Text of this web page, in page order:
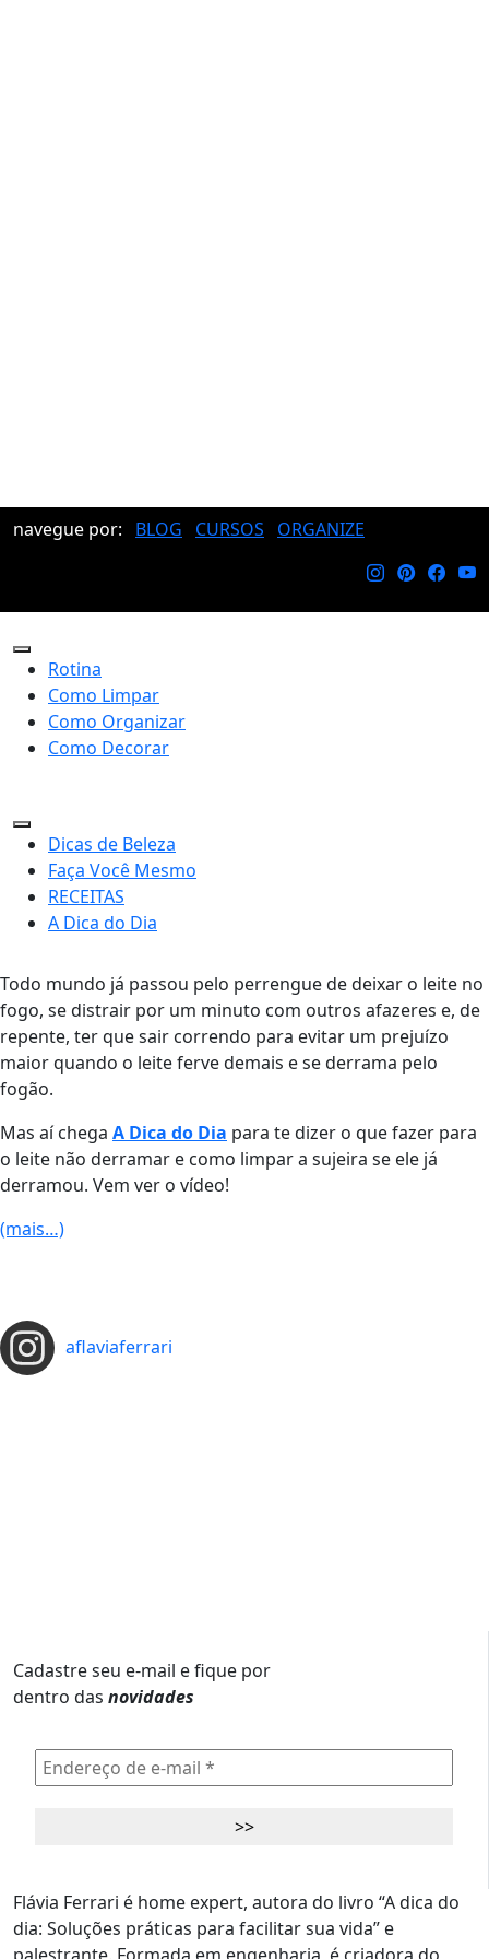
navegue por: BLOG CURSOS ORGANIZE
Rotina
Como Limpar
Como Organizar
Como Decorar
Dicas de Beleza
Faça Você Mesmo
RECEITAS
A Dica do Dia
Todo mundo já passou pelo perrengue de deixar o leite no
fogo, se distrair por um minuto com outros afazeres e, de
repente, ter que sair correndo para evitar um prejuízo
maior quando o leite ferve demais e se derrama pelo
fogão.
Mas aí chega A Dica do Dia para te dizer o que fazer para
o leite não derramar e como limpar a sujeira se ele já
derramou. Vem ver o vídeo!
(mais…)
aflaviaferrari
Cadastre seu e-mail e fique por
dentro das novidades
Flávia Ferrari é home expert, autora do livro “A dica do
dia: Soluções práticas para facilitar sua vida” e